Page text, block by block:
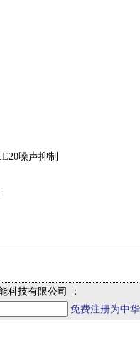
噪声抑制
科技有限公司 ：
免费注册为中